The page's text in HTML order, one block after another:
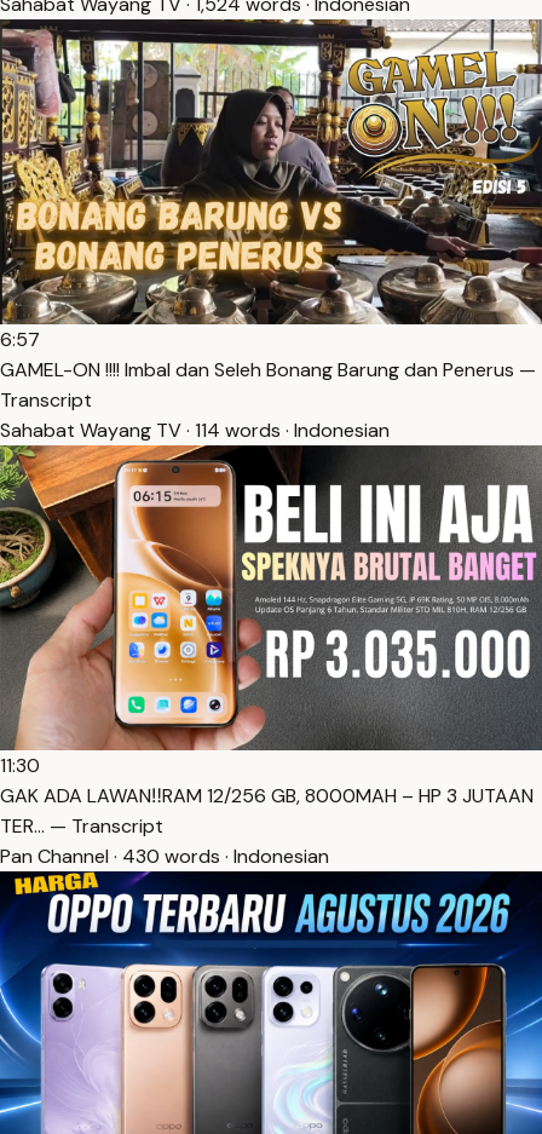
6:57
GAMEL-ON !!!! Imbal dan Seleh Bonang Barung dan Penerus —
Transcript
Sahabat Wayang TV · 114 words · Indonesian
11:30
GAK ADA LAWAN‼️RAM 12/256 GB, 8000MAH – HP 3 JUTAAN
TER… — Transcript
Pan Channel · 430 words · Indonesian